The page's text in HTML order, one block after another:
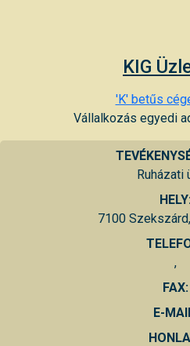
KIG
'K' betűs
Vállalkozás egyedi
Ruházati
7100
,
FAX:
E-